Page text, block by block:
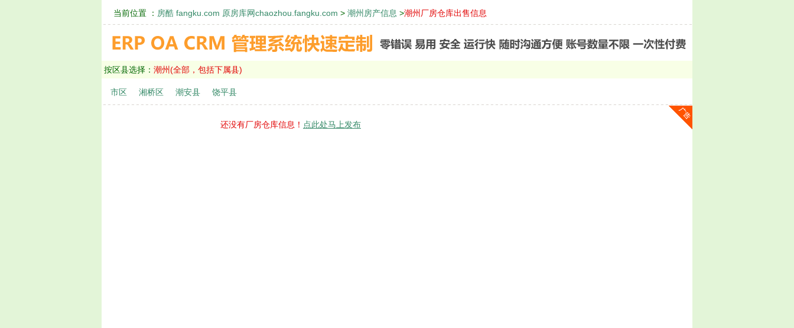
当前位置 ： 房酷 fangku.com 原房库网chaozhou.fangku.com > 潮州房产信息 >潮州厂房仓库出售信息
按区县选择： 潮州(全部，包括下属县)
市区 湘桥区 潮安县 饶平县
还没有厂房仓库信息！ 点此处马上发布